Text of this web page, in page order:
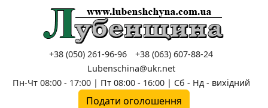
+38 (050) 261-96-96
+38 (063) 607-88-24
Lubenschina@ukr.net
Пн-Чт 08:00 - 17:00 | Пт 08:00 - 16:00 | Сб - Нд - вихідний
Подати оголошення